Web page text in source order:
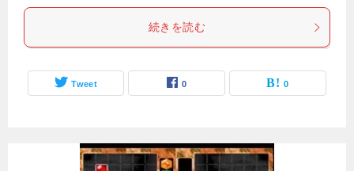
続きを読む
Tweet 0 0